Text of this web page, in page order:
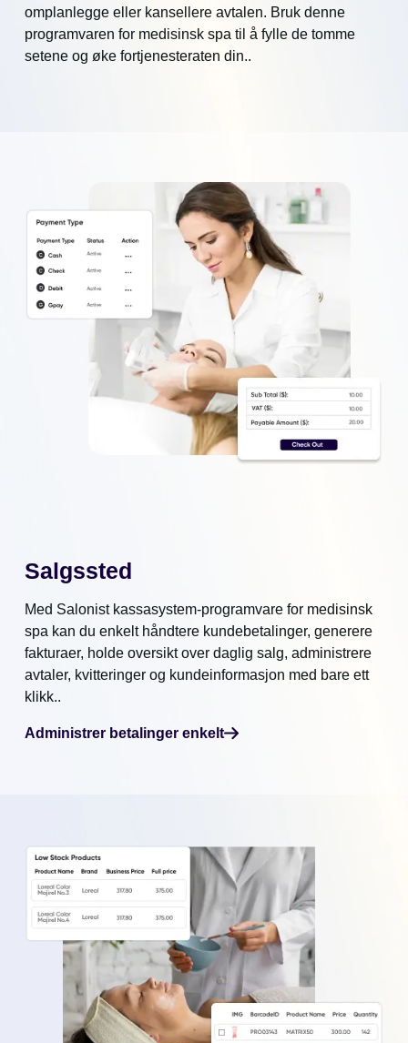
omplanlegge eller kansellere avtalen. Bruk denne
programvaren for medisinsk spa til å fylle de tomme
setene og øke fortjenesteraten din..
Salgssted
Med Salonist kassasystem-programvare for medisinsk
spa kan du enkelt håndtere kundebetalinger, generere
fakturaer, holde oversikt over daglig salg, administrere
avtaler, kvitteringer og kundeinformasjon med bare ett
klikk..
Administrer betalinger enkelt